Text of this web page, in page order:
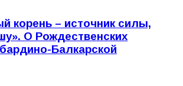
корень – источник силы,
О Рождественских
Балкарской